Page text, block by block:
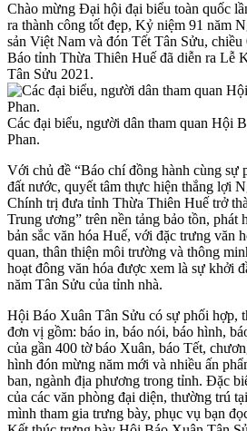
Chào mừng Đại hội đại biểu toàn quốc
ra thành công tốt đẹp, Kỷ niệm 91 năm
sản Việt Nam và đón Tết Tân Sửu,
Báo tỉnh Thừa Thiên Huế đã diễn ra Lễ
Tân Sửu 2021.
Các đại biểu, người dân tham quan Hội
Phan.
Với chủ đề “Báo chí đồng hành cùng sự
đất nước, quyết tâm thực hiện thắng lợi
Chính trị đưa tỉnh Thừa Thiên Huế trở
Trung ương” trên nền tảng bảo tồn, phát
bản sắc văn hóa Huế, với đặc trưng văn
quan, thân thiện môi trường và thông
hoạt đông văn hóa được xem là sự khởi
năm Tân Sửu của tỉnh nhà.
Hội Báo Xuân Tân Sửu có sự phối hợp,
đơn vị gồm: báo in, báo nói, báo hình,
của gần 400 tờ báo Xuân, báo Tết,
hình đón mừng năm mới và nhiều ấn
ban, ngành địa phương trong tỉnh. Đặc
của các văn phòng đại diện, thường trú
mình tham gia trưng bày, phục vụ bạn